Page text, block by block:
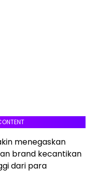
menegaskan
brand kecantikan
dari para